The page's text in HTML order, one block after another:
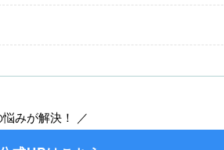
みが解決！ ／